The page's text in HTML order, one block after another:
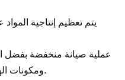
ومكونات الهواء المضغوط والضوء طويل العمر.